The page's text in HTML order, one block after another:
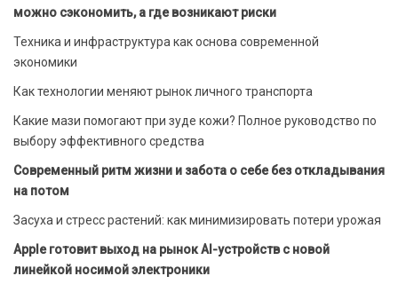
можно сэкономить, а где возникают риски
Техника и инфраструктура как основа современной
экономики
Как технологии меняют рынок личного транспорта
Какие мази помогают при зуде кожи? Полное руководство по
выбору эффективного средства
Современный ритм жизни и забота о себе без откладывания
на потом
Засуха и стресс растений: как минимизировать потери урожая
Apple готовит выход на рынок AI-устройств с новой
линейкой носимой электроники